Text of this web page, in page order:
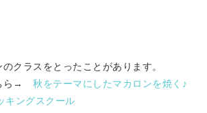
クラスをとったことがあります。
ら→ 秋をテーマにしたマカロンを焼く♪
キングスクール